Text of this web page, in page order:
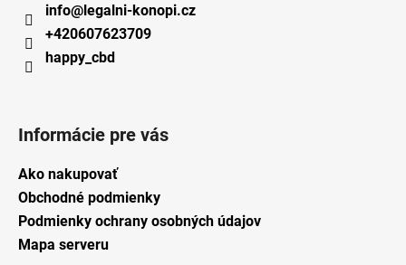
info@legalni-konopi.cz
+420607623709
happy_cbd
Informácie pre vás
Ako nakupovať
Obchodné podmienky
Podmienky ochrany osobných údajov
Mapa serveru